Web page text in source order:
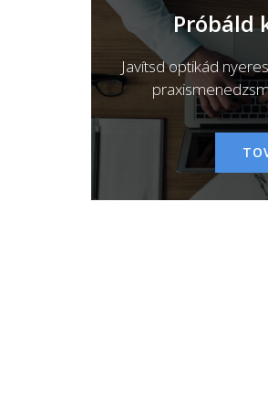
Próbáld
Javítsd optikád